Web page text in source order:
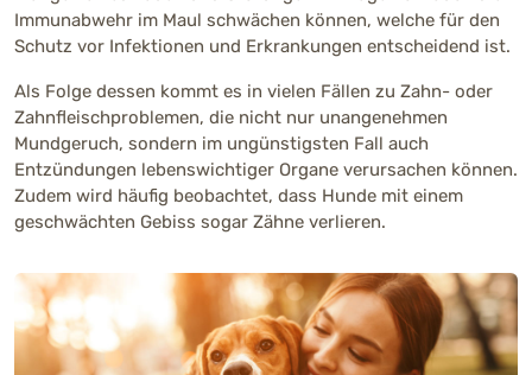
Immunabwehr im Maul schwächen können, welche für den
Schutz vor Infektionen und Erkrankungen entscheidend ist.
Als Folge dessen kommt es in vielen Fällen zu Zahn- oder
Zahnfleischproblemen, die nicht nur unangenehmen
Mundgeruch, sondern im ungünstigsten Fall auch
Entzündungen lebenswichtiger Organe verursachen können.
Zudem wird häufig beobachtet, dass Hunde mit einem
geschwächten Gebiss sogar Zähne verlieren.